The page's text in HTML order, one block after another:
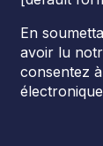
En
avoir lu
consentez